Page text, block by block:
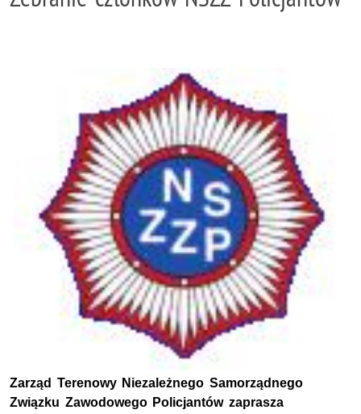
Zarząd Terenowy Niezależnego Samorządnego
Związku Zawodowego Policjantów zaprasza